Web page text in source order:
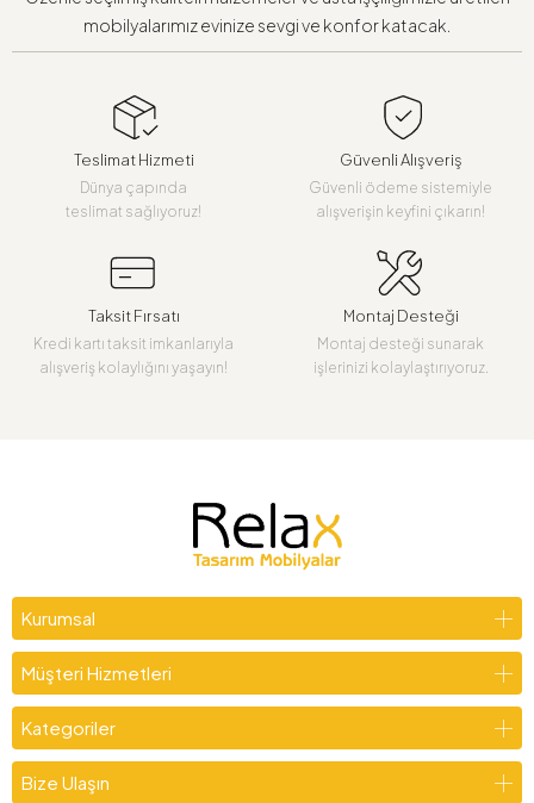
mobilyalarımız evinize sevgi ve konfor katacak.
Teslimat Hizmeti
Dünya çapında
teslimat sağlıyoruz!
Güvenli Alışveriş
Güvenli ödeme sistemiyle
alışverişin keyfini çıkarın!
Taksit Fırsatı
Kredi kartı taksit imkanlarıyla
alışveriş kolaylığını yaşayın!
Montaj Desteği
Montaj desteği sunarak
işlerinizi kolaylaştırıyoruz.
Kurumsal
Müşteri Hizmetleri
Kategoriler
Bize Ulaşın